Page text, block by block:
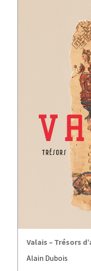
Valais – Trésors
Alain Dubois